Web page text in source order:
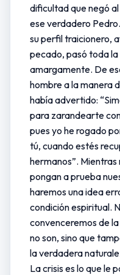
dificultad que negó
ese verdadero
su perfil traicionero,
pecado, pasó toda la
amargamente. De
hombre a la manera
había advertido:
para zarandearte
pues yo he rogado
tú, cuando estés
hermanos”.
pongan a prueba
haremos una idea
condición espiritual.
convenceremos de
no son, sino que
la verdadera
La crisis es lo que le